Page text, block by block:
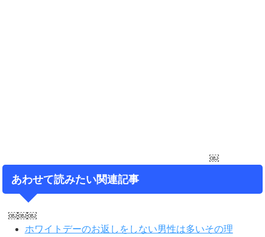
￼
あわせて読みたい関連記事
￼￼￼
ホワイトデーのお返しをしない男性は多いその理